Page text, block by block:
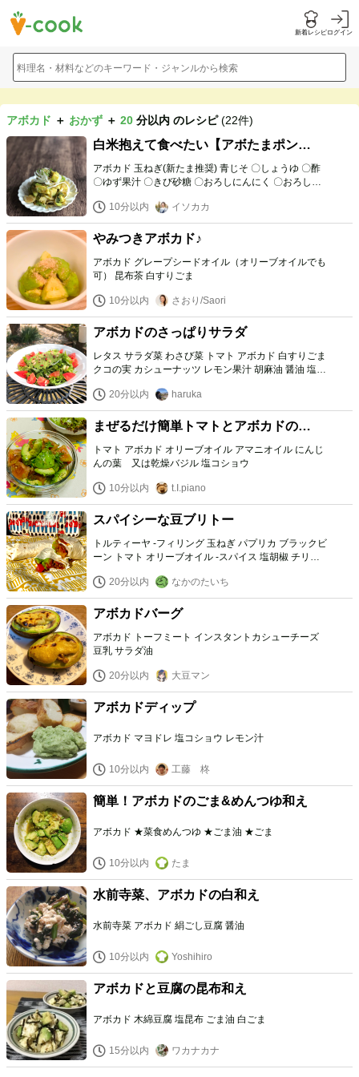
新着レシピログイン
料理名・材料などのキーワード・ジャンルから検索
アボカド ＋ おかず ＋ 20 分以内 のレシピ(22件)
白米抱えて食べたい【アボたまポン
酢】
アボカド 玉ねぎ(新たま推奨) 青じそ 〇しょうゆ 〇酢
〇ゆず果汁 〇きび砂糖 〇おろしにんにく 〇おろし生
10分以内
イソカカ
やみつきアボカド♪
アボカド グレープシードオイル（オリーブオイルでも
可） 昆布茶 白すりごま
10分以内 さおり/Saori
アボカドのさっぱりサラダ
レタス サラダ菜 わさび菜 トマト アボカド 白すりごま
クコの実 カシューナッツ レモン果汁 胡麻油 醤油 塩胡
20分以内
haruka
まぜるだけ簡単トマトとアボカドのマ
リネ
トマト アボカド オリーブオイル アマニオイル にんじ
んの葉 又は乾燥バジル 塩コショウ
10分以内 t.I.piano
スパイシーな豆ブリトー
トルティーヤ -フィリング 玉ねぎ パプリカ ブラックビ
ーン トマト オリーブオイル -スパイス 塩胡椒 チリペ
20分以内 なかのたいち
アボカドバーグ
アボカド トーフミート インスタントカシューチーズ
豆乳 サラダ油
20分以内 大豆マン
アボカドディップ
アボカド マヨドレ 塩コショウ レモン汁
10分以内 工藤 柊
簡単！アボカドのごま&めんつゆ和え
アボカド ★菜食めんつゆ ★ごま油 ★ごま
10分以内 たま
水前寺菜、アボカドの白和え
水前寺菜 アボカド 絹ごし豆腐 醤油
10分以内 Yoshihiro
アボカドと豆腐の昆布和え
アボカド 木綿豆腐 塩昆布 ごま油 白ごま
15分以内 ワカナカナ